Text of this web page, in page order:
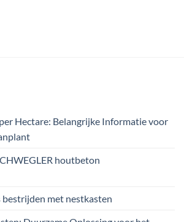
Hectare: Belangrijke Informatie voor
houtbeton
bestrijden met nestkasten